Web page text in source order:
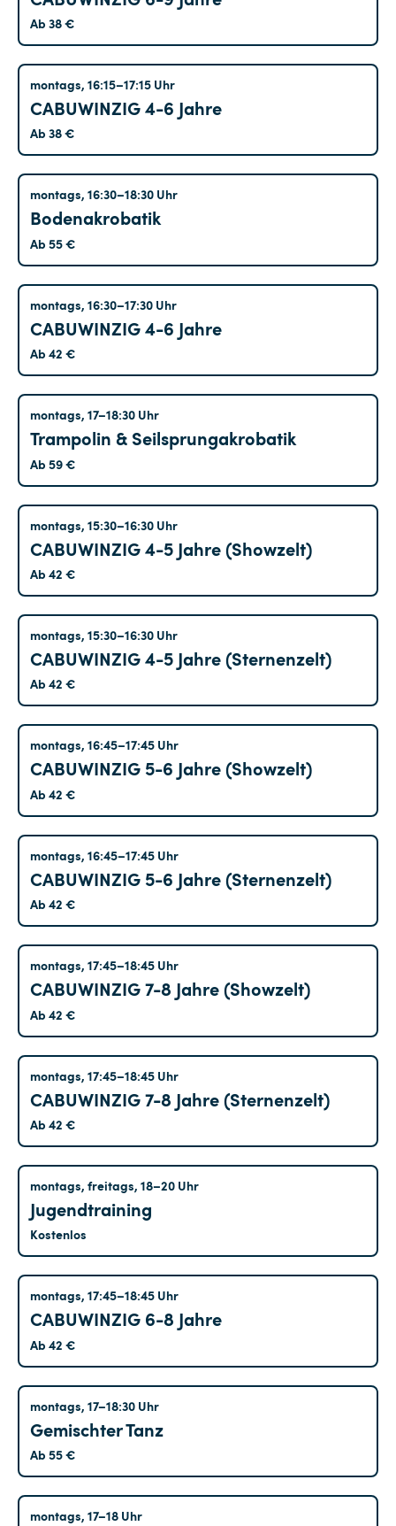
Ab 38 €
montags, 16:15–17:15 Uhr
CABUWINZIG 4-6 Jahre
Ab 38 €
montags, 16:30–18:30 Uhr
Bodenakrobatik
Ab 55 €
montags, 16:30–17:30 Uhr
CABUWINZIG 4-6 Jahre
Ab 42 €
montags, 17–18:30 Uhr
Trampolin & Seilsprungakrobatik
Ab 59 €
montags, 15:30–16:30 Uhr
CABUWINZIG 4-5 Jahre (Showzelt)
Ab 42 €
montags, 15:30–16:30 Uhr
CABUWINZIG 4-5 Jahre (Sternenzelt)
Ab 42 €
montags, 16:45–17:45 Uhr
CABUWINZIG 5-6 Jahre (Showzelt)
Ab 42 €
montags, 16:45–17:45 Uhr
CABUWINZIG 5-6 Jahre (Sternenzelt)
Ab 42 €
montags, 17:45–18:45 Uhr
CABUWINZIG 7-8 Jahre (Showzelt)
Ab 42 €
montags, 17:45–18:45 Uhr
CABUWINZIG 7-8 Jahre (Sternenzelt)
Ab 42 €
montags, freitags, 18–20 Uhr
Jugendtraining
Kostenlos
montags, 17:45–18:45 Uhr
CABUWINZIG 6-8 Jahre
Ab 42 €
montags, 17–18:30 Uhr
Gemischter Tanz
Ab 55 €
montags, 17–18 Uhr